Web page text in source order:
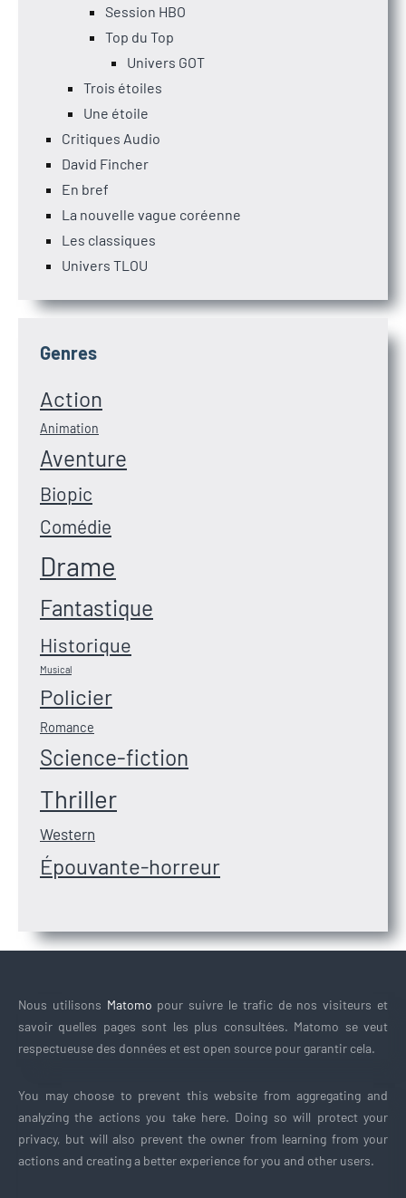
Session HBO
Top du Top
Univers GOT
Trois étoiles
Une étoile
Critiques Audio
David Fincher
En bref
La nouvelle vague coréenne
Les classiques
Univers TLOU
Genres
Action
Animation
Aventure
Biopic
Comédie
Drame
Fantastique
Historique
Musical
Policier
Romance
Science-fiction
Thriller
Western
Épouvante-horreur
Nous utilisons Matomo pour suivre le trafic de nos visiteurs et
savoir quelles pages sont les plus consultées. Matomo se veut
respectueuse des données et est open source pour garantir cela.
You may choose to prevent this website from aggregating and
analyzing the actions you take here. Doing so will protect your
privacy, but will also prevent the owner from learning from your
actions and creating a better experience for you and other users.